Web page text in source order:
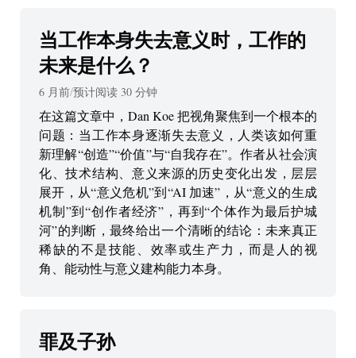
当工作本身失去意义时，工作的
未来是什么？
6 月前/预计阅读 30 分钟
在这篇文章中，Dan Koe 把视角聚焦到一个根本的
问题：当工作本身逐渐失去意义，人类该如何重
新理解“创造”“价值”与“自我存在”。作者从社会演
化、技术结构、意义来源的历史变化出发，层层
展开，从“意义危机”到“AI 加速”，从“意义的生成
机制”到“创作者经济”，再到“个体作为最后护城
河”的判断，最终给出一个清晰的结论：未来真正
稀缺的不是技能、效率或生产力，而是人的视
角、能动性与意义建构能力本身。
罪及子孙